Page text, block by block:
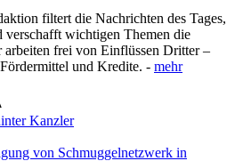
filtert die Nachrichten des Tages,
verschafft wichtigen Themen die
frei von Einflüssen Dritter –
und Kredite. - mehr
Kanzler
von Schmuggelnetzwerk in